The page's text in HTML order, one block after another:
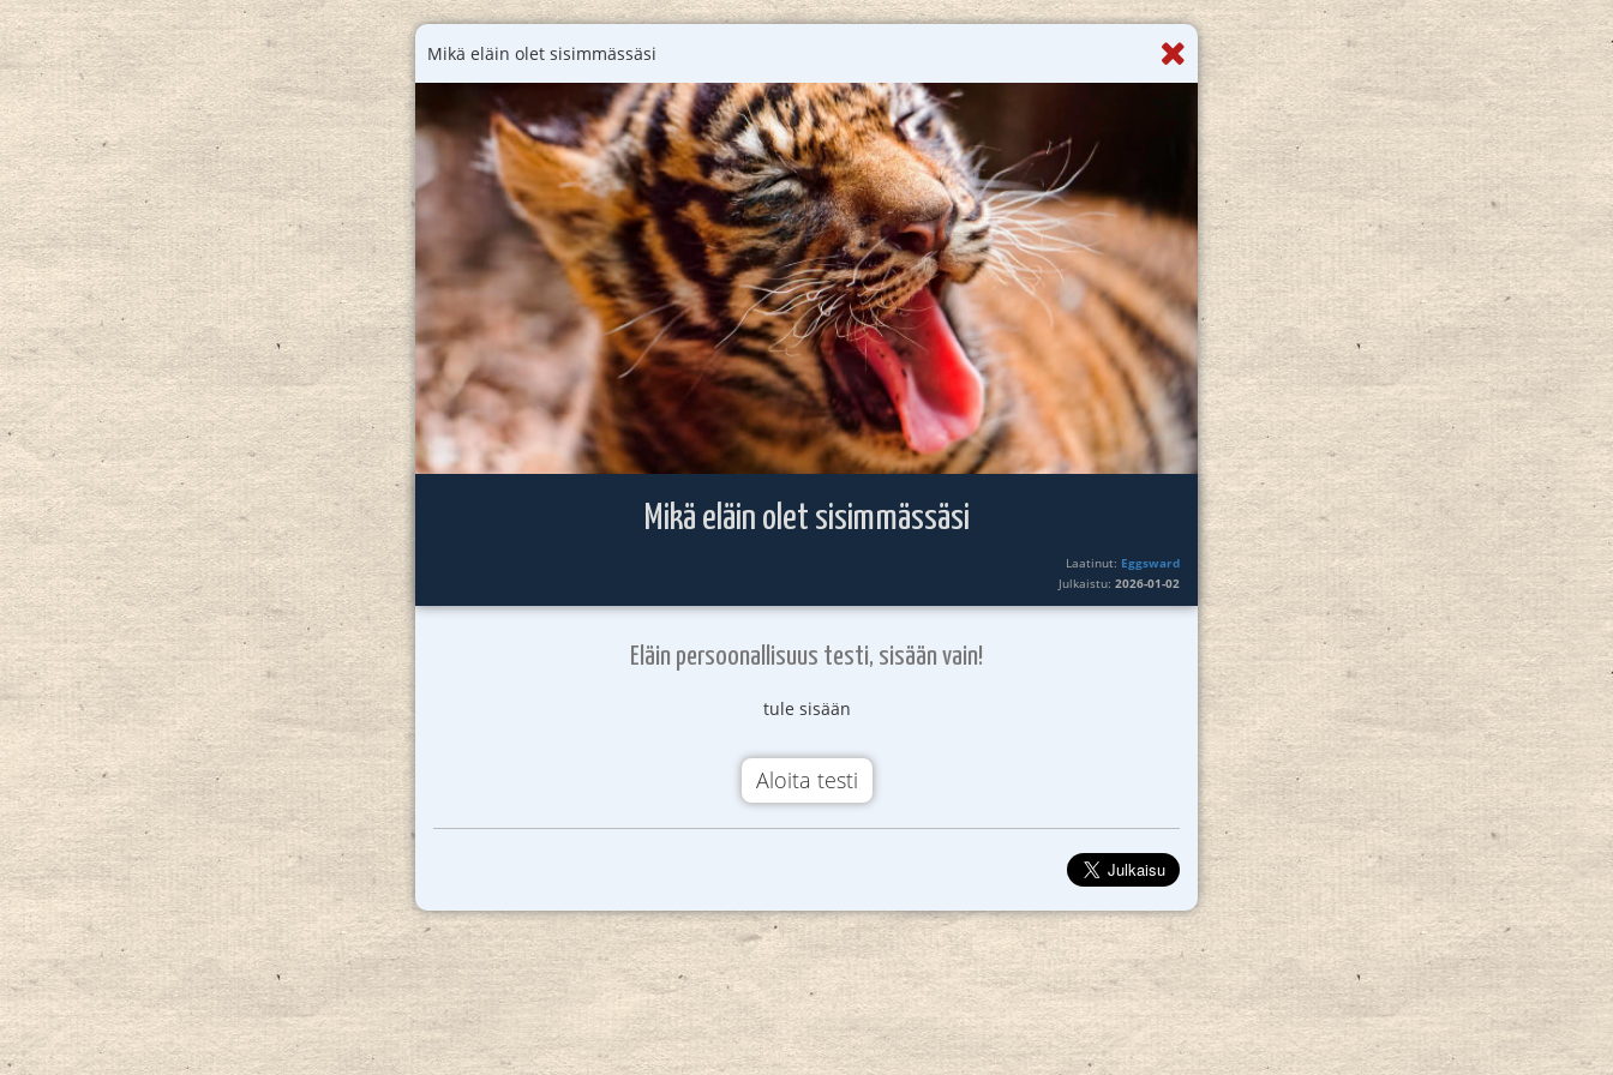
Mikä eläin olet sisimmässäsi
Mikä eläin olet sisimmässäsi
Laatinut: Eggsward
Julkaistu:2026-01-02
Eläin persoonallisuus testi, sisään vain!
tule sisään
Aloita testi